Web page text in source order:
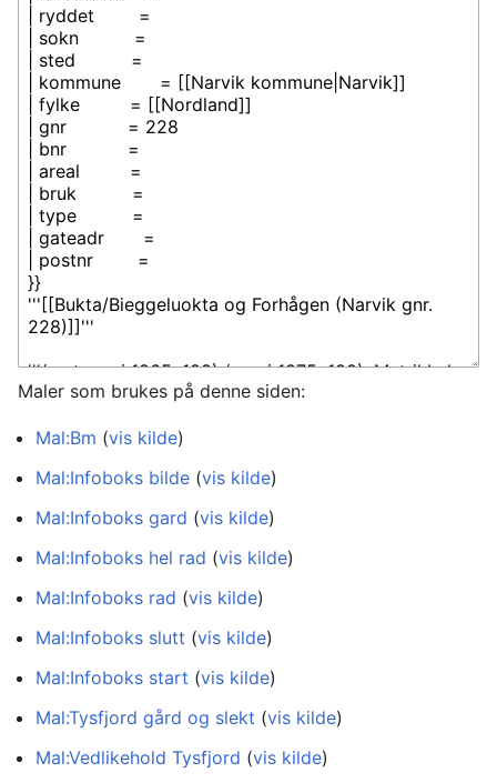
Maler som brukes på denne siden:
Mal:Bm (vis kilde)
Mal:Infoboks bilde (vis kilde)
Mal:Infoboks gard (vis kilde)
Mal:Infoboks hel rad (vis kilde)
Mal:Infoboks rad (vis kilde)
Mal:Infoboks slutt (vis kilde)
Mal:Infoboks start (vis kilde)
Mal:Tysfjord gård og slekt (vis kilde)
Mal:Vedlikehold Tysfjord (vis kilde)